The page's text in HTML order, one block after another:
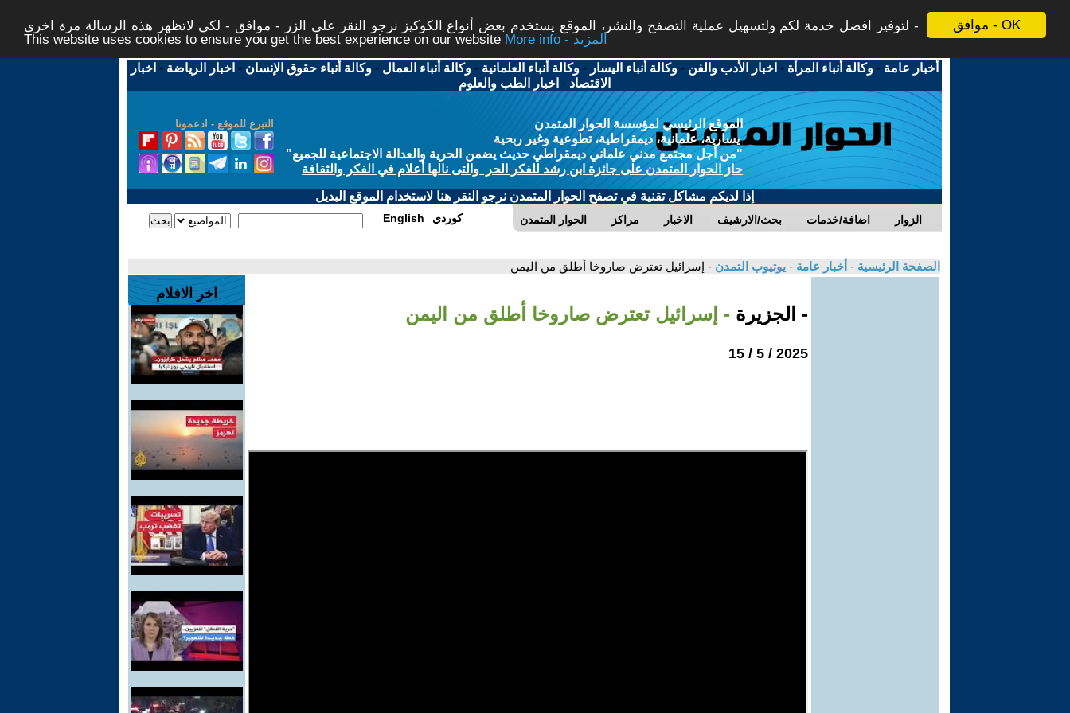
موافق - OK
لتوفير افضل خدمة لكم ولتسهيل عملية التصفح والنشر، الموقع يستخدم بعض أنواع الكوكيز نرجو النقر على الزر - موافق - لكي لاتظهر هذه الرسالة مرة اخرى -
This website uses cookies to ensure you get the best experience on our website
More info - المزيد
أخبار عامة -وكالة أنباء المرأة - اخبار الأدب والفن -وكالة أنباء اليسار -وكالة أنباء العلمانية -وكالة أنباء العمال -وكالة أنباء حقوق الإنسان - اخبار الرياضة - اخبار
الاقتصاد - اخبار الطب والعلوم
التبرع للموقع - ادعمونا
الموقع الرئيسي لمؤسسة الحوار المتمدن
يسارية، علمانية، ديمقراطية، تطوعية وغير ربحية
"من أجل مجتمع مدني علماني ديمقراطي حديث يضمن الحرية والعدالة الاجتماعية للجميع"
حاز الحوار المتمدن على جائزة ابن رشد للفكر الحر والتى نالها أعلام في الفكر والثقافة
إذا لديكم مشاكل تقنية في تصفح الحوار المتمدن نرجو النقر هنا لاستخدام الموقع البديل
الحوار المتمدن مراكز الاخبار بحث/الارشيف اضافة/خدمات الزوار English كوردي
الصفحة الرئيسية - أخبار عامة - يوتيوب التمدن - إسرائيل تعترض صاروخا أطلق من اليمن
- الجزيرة - إسرائيل تعترض صاروخا أطلق من اليمن
2025 / 5 / 15
اخر الافلام